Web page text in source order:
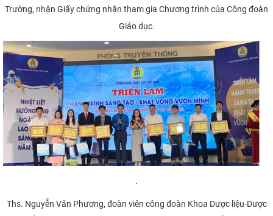
Trường, nhận Giấy chứng nhận tham gia Chương trình của Công đoàn
Giáo dục.
.
Ths. Nguyễn Văn Phương, đoàn viên công đoàn Khoa Dược liệu-Dược